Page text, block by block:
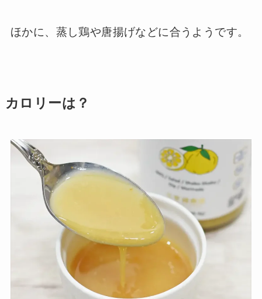
ほかに、蒸し鶏や唐揚げなどに合うようです。
カロリーは？